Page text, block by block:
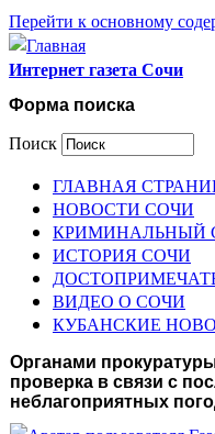
Перейти к основному
Интернет газета Сочи
Форма поиска
Поиск
ГЛАВНАЯ
НОВОСТИ СОЧИ
КРИМИНАЛЬНЫЙ
ИСТОРИЯ СОЧИ
ВИДЕО О СОЧИ
КУБАНСКИЕ
Органами
проверка в связи с
неблагоприятных